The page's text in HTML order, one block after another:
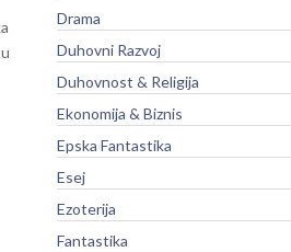
Drama
Duhovni Razvoj
Duhovnost & Religija
Ekonomija & Biznis
Epska Fantastika
Esej
Ezoterija
Fantastika